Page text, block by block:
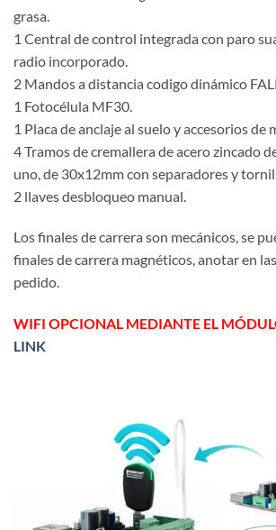
grasa.
1 Central de control integrada con paro
radio incorporado.
2 Mandos a distancia codigo dinámico
1 Fotocélula MF30.
1 Placa de anclaje al suelo y accesorios de
4 Tramos de cremallera de acero zincado
uno, de 30x12mm con separadores y
2 llaves desbloqueo manual.
Los finales de carrera son mecánicos, se
finales de carrera magnéticos, anotar en
pedido.
WIFI OPCIONAL MEDIANTE EL
LINK